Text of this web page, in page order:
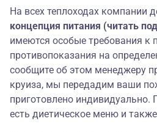
На всех теплоходах компании
концепция питания (читать
имеются особые требования к
противопоказания на
сообщите об этом менеджеру
круиза, мы передадим ваши
приготовлено индивидуально.
есть диетическое меню и